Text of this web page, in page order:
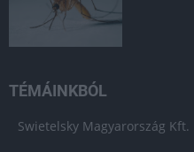
TÉMÁINKBÓL
Swietelsky Magyarország Kft.